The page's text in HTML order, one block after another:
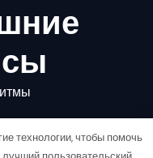
технологии, чтобы помочь